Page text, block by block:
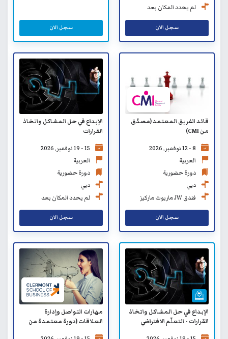
لم يحدد المكان بعد
سجل الان سجل الان
قائد الفريق المعتمد (مصدّق
من CMI)
8 - 12 نوفمبر, 2026
العربية
دورة حضورية
دبي
فندق JW ماريوت ماركيز
سجل الان
الإبداع في حل المشاكل واتخاذ
القرارات
15 - 19 نوفمبر, 2026
العربية
دورة حضورية
دبي
لم يحدد المكان بعد
سجل الان
الإبداع في حل المشاكل واتخاذ
القرارات - التعلّم الافتراضي
مهارات التواصل وإدارة
العلاقات (دورة معتمدة من